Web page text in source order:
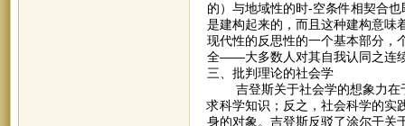
的）与地域性的时-空条件相契合
是建构起来的，而且这种建构意味
现代性的反思性的一个基本部分，
全——大多数人对其自我认同之连
三、批判理论的社会学
吉登斯关于社会学的想象力在于
求科学知识；反之，社会科学的实
身的对象。吉登斯反驳了涂尔干关